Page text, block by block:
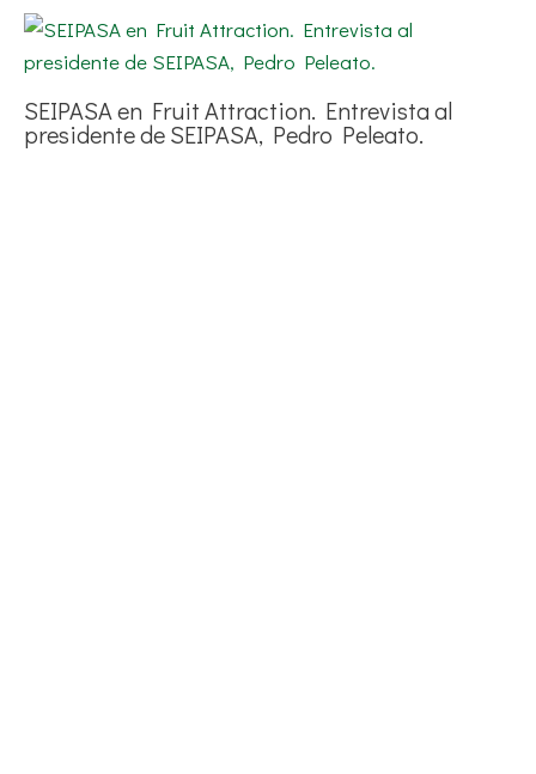
SEIPASA en Fruit Attraction. Entrevista al
presidente de SEIPASA, Pedro Peleato.